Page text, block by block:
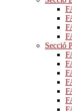
Secció